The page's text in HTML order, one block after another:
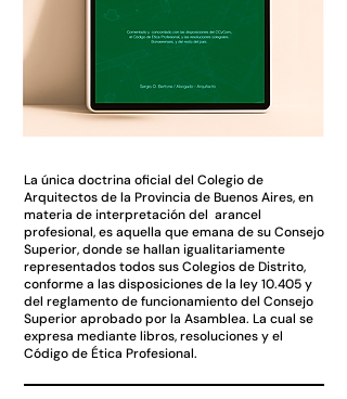
La única doctrina oficial del Colegio de
Arquitectos de la Provincia de Buenos Aires, en
materia de interpretación del arancel
profesional, es aquella que emana de su Consejo
Superior, donde se hallan igualitariamente
representados todos sus Colegios de Distrito,
conforme a las disposiciones de la ley 10.405 y
del reglamento de funcionamiento del Consejo
Superior aprobado por la Asamblea. La cual se
expresa mediante libros, resoluciones y el
Código de Ética Profesional.